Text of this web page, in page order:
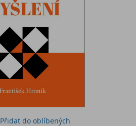
Přidat do oblíbených